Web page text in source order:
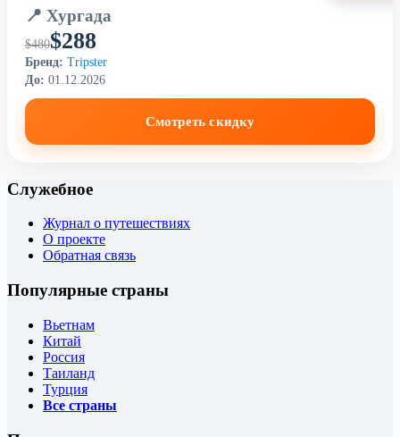
📍 Хургада
$480$288
Бренд: Tripster
До: 01.12.2026
Смотреть скидку
Служебное
Журнал о путешествиях
О проекте
Обратная связь
Популярные страны
Вьетнам
Китай
Россия
Таиланд
Турция
Все страны